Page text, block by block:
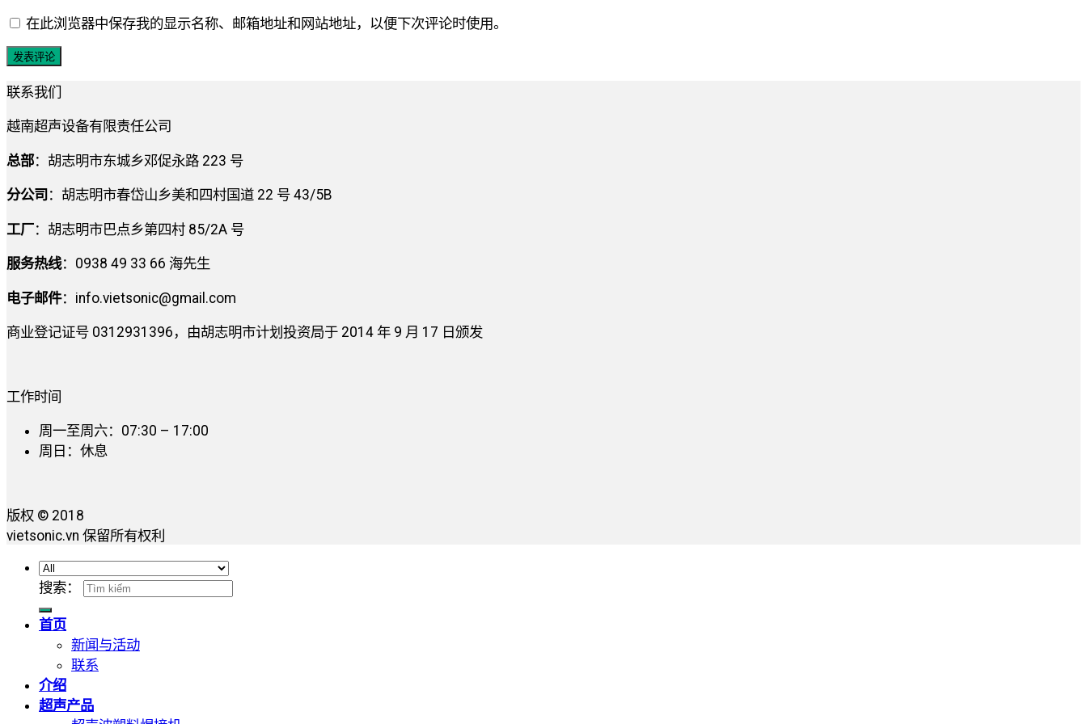
在此浏览器中保存我的显示名称、邮箱地址和网站地址，以便下次评论时使用。
联系我们
越南超声设备有限责任公司
总部：胡志明市东城乡邓促永路 223 号
分公司 ：胡志明市春岱山乡美和四村国道 22 号 43/5B
工厂：胡志明市巴点乡第四村 85/2A 号
服务热线：0938 49 33 66 海先生
电子邮件： info.vietsonic@gmail.com
商业登记证号 0312931396，由胡志明市计划投资局于 2014 年 9 月 17 日颁发
工作时间
周一至周六：07:30 – 17:00
周日：休息
版权 © 2018
vietsonic.vn 保留所有权利
搜索：
首页
新闻与活动
联系
介绍
超声产品